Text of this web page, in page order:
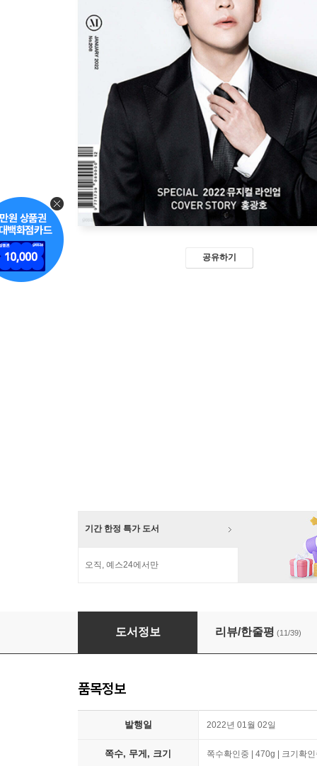
공유하기
기간 한정 특가 도서
오직, 예스24에서만
더뮤지컬 THE MUSICAL (월간) : 1월 [2022]
도서정보 리뷰/한줄평 (11/39)
품목정보
발행일 2022년 01월 02일
쪽수, 무게, 크기 쪽수확인중 | 470g | 크기확